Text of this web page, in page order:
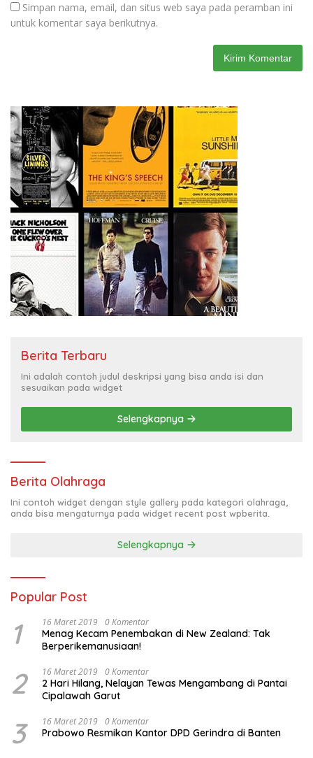
Simpan nama, email, dan situs web saya pada peramban ini
untuk komentar saya berikutnya.
Berita Terbaru
Ini adalah contoh judul deskripsi yang bisa anda isi dan
sesuaikan pada widget
Selengkapnya
Berita Olahraga
Ini contoh widget dengan style gallery pada kategori olahraga,
anda bisa mengaturnya pada widget recent post wpberita.
Selengkapnya
Popular Post
1 16 Maret 2019 0 Komentar
Menag Kecam Penembakan di New Zealand: Tak
Berperikemanusiaan!
2 16 Maret 2019 0 Komentar
2 Hari Hilang, Nelayan Tewas Mengambang di Pantai
Cipalawah Garut
3 16 Maret 2019 0 Komentar
Prabowo Resmikan Kantor DPD Gerindra di Banten